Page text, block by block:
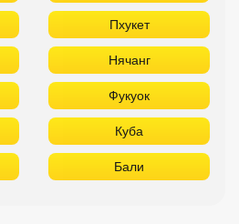
Пхукет
Нячанг
Фукуок
Куба
Бали